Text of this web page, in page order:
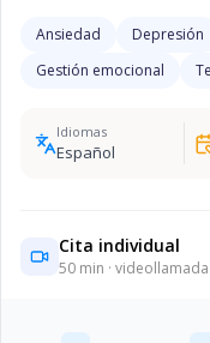
Ansiedad Depresión
Gestión emocional
Idiomas
Español
Cita individual
50 min · videollamada